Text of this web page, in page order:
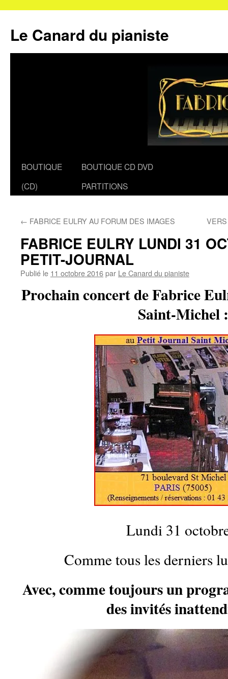
Le Canard du pianiste
Aller
BOUTIQUE
(CD)
BOUTIQUE CD DVD
PARTITIONS
← FABRICE EULRY AU FORUM DES IMAGES
FABRICE EULRY LUNDI 31
PETIT-JOURNAL
Publié le 11 octobre 2016par Le Canard du pianiste
Prochain concert de Fabrice
Saint-Michel :
Lundi 31
Comme tous les derniers
Avec, comme toujours un
des invités